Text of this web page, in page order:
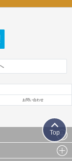
お問い合わせ
タ等）及びこれらの配置・
Top